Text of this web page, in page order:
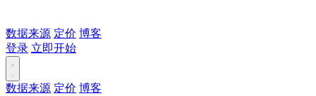
数据来源 定价 博客
登录 立即开始
数据来源 定价 博客